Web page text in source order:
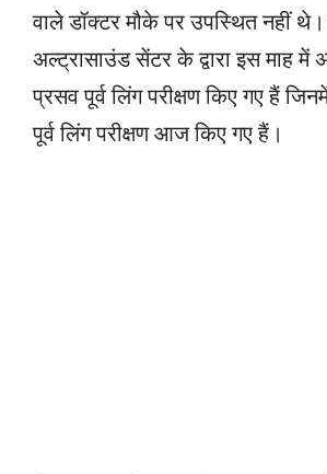
वाले डॉक्टर मौके पर उपस्थित नहीं
अल्ट्रासाउंड सेंटर के द्वारा इस माह
प्रसव पूर्व लिंग परीक्षण किए गए हैं
पूर्व लिंग परीक्षण आज किए गए हैं।